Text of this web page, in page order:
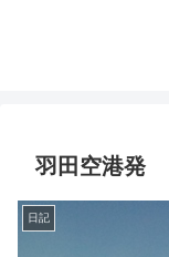
羽田空港発
日記